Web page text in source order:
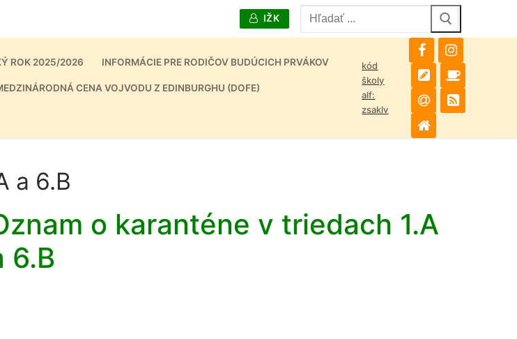
IŽK
Hľadať:
ROK 2025/2026 INFORMÁCIE PRE RODIČOV BUDÚCICH PRVÁKOV
CENA VOJVODU Z EDINBURGHU (DOFE)
kód
školy
alf:
zsaklv
a 6.B
o karanténe v triedach 1.A
6.B